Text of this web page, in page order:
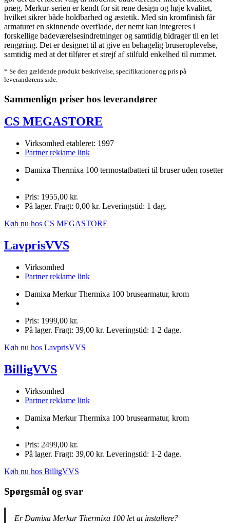
præg. Merkur-serien er kendt for sit rene design og høje kvalitet,
hvilket sikrer både holdbarhed og æstetik. Med sin kromfinish får
armaturet en skinnende overflade, der nemt kan integreres i
forskellige badeværelsesindretninger og samtidig bidrager til en let
rengøring. Det er designet til at give en behagelig bruseroplevelse,
samtidig med at det tilfører et strejf af stilfuld enkelhed til rummet.
* Se den gældende produkt beskrivelse, specifikationer og pris på
leverandørens side.
Sammenlign priser hos leverandører
CS MEGASTORE
Virksomhed etableret: 1997
Partner reklame link
Damixa Thermixa 100 termostatbatteri til bruser uden rosetter
Pris: 1955,00 kr.
På lager. Fragt: 0,00 kr. Leveringstid: 1 dag.
Køb nu hos CS MEGASTORE
LavprisVVS
Virksomhed
Partner reklame link
Damixa Merkur Thermixa 100 brusearmatur, krom
Pris: 1999,00 kr.
På lager. Fragt: 39,00 kr. Leveringstid: 1-2 dage.
Køb nu hos LavprisVVS
BilligVVS
Virksomhed
Partner reklame link
Damixa Merkur Thermixa 100 brusearmatur, krom
Pris: 2499,00 kr.
På lager. Fragt: 39,00 kr. Leveringstid: 1-2 dage.
Køb nu hos BilligVVS
Spørgsmål og svar
Er Damixa Merkur Thermixa 100 let at installere?